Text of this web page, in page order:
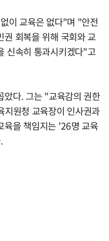
이 교육은 없다"며 "안전
권 회복을 위해 국회와 교
신속히 통과시키겠다"고
았다. 그는 "교육감의 권한
원청 교육장이 인사권과
육을 책임지는 '26명 교육